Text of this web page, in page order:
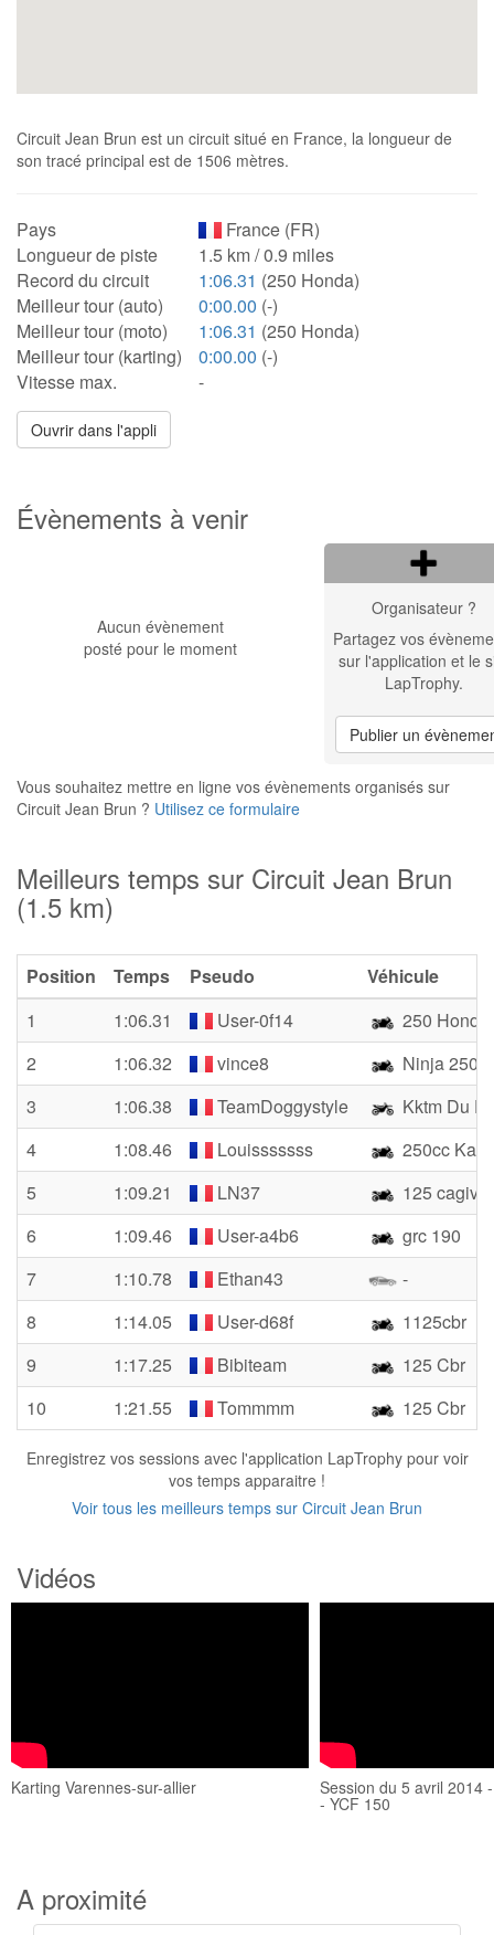
Circuit Jean Brun est un circuit situé en France, la longueur de
son tracé principal est de 1506 mètres.
Pays
France (FR)
Longueur de piste
1.5 km / 0.9 miles
Record du circuit
1:06.31 (250 Honda)
Meilleur tour (auto)
0:00.00 (-)
Meilleur tour (moto)
1:06.31 (250 Honda)
Meilleur tour (karting)
0:00.00 (-)
Vitesse max.
-
Ouvrir dans l'appli
Évènements à venir
Aucun évènement
posté pour le moment
Organisateur ?
Partagez vos
sur l'application et le
LapTrophy.
Publier un
Vous souhaitez mettre en ligne vos évènements organisés sur
Circuit Jean Brun ? Utilisez ce formulaire
Meilleurs temps sur Circuit Jean Brun
(1.5 km)
Position Temps Pseudo
Véhicule
1
1:06.31 User-0f14
250 Honda
2
1:06.32 vince8
Ninja 250r
3
1:06.38 TeamDoggystyle
Kktm Du
4
1:08.46 Louisssssss
250cc
5
1:09.21 LN37
125 cagiva
6
1:09.46 User-a4b6
grc 190
7
1:10.78 Ethan43
-
8
1:14.05 User-d68f
1125cbr
9
1:17.25 Bibiteam
125 Cbr
10
1:21.55 Tommmm 125 Cbr
Enregistrez vos sessions avec l'application LapTrophy pour voir
vos temps apparaitre !
Voir tous les meilleurs temps sur Circuit Jean Brun
Vidéos
Karting Varennes-sur-allier Session du 5 avril 2014
- YCF 150
A proximité